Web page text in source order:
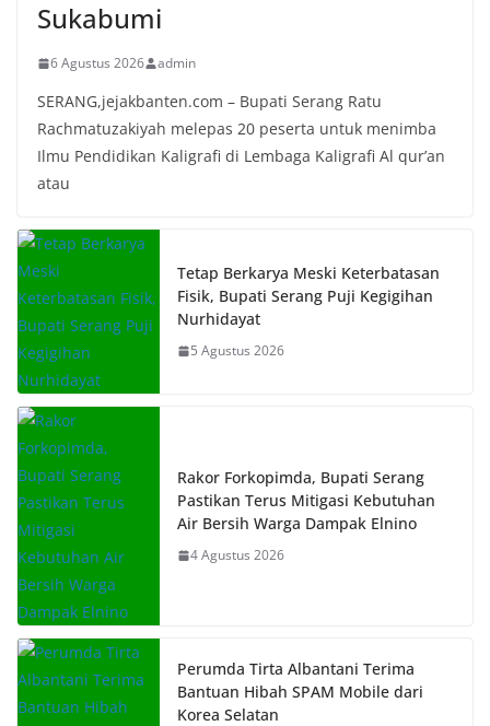
Sukabumi
6 Agustus 2026 admin
SERANG,jejakbanten.com – Bupati Serang Ratu
Rachmatuzakiyah melepas 20 peserta untuk menimba
Ilmu Pendidikan Kaligrafi di Lembaga Kaligrafi Al qur’an
atau
Tetap Berkarya Meski Keterbatasan
Fisik, Bupati Serang Puji Kegigihan
Nurhidayat
5 Agustus 2026
Rakor Forkopimda, Bupati Serang
Pastikan Terus Mitigasi Kebutuhan
Air Bersih Warga Dampak Elnino
4 Agustus 2026
Perumda Tirta Albantani Terima
Bantuan Hibah SPAM Mobile dari
Korea Selatan